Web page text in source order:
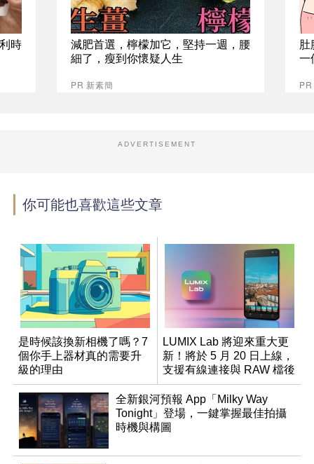
時
減肥首選，檸檬加它，堅持一週，腰
細了，瘦到你懷疑人生
PR 新素簡
肚
一
ADVERTISEMENT
你可能也喜歡這些文章
是時候該換新相機了嗎？7
個你手上器材真的需要升
級的理由
LUMIX Lab 將迎來重大更
新！將於 5 月 20 日上線，
支援有線連接與 RAW 檔後
製
全新銀河預報 App「Milky Way
Tonight」登場，一鍵掌握最佳拍攝
時機與構圖